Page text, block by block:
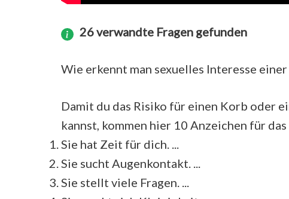
26 verwandte Fragen gefunden
Wie erkennt man sexuelles Interesse einer
Damit du das Risiko für einen Korb oder
kannst, kommen hier 10 Anzeichen für
Sie hat Zeit für dich. ...
Sie sucht Augenkontakt. ...
Sie stellt viele Fragen. ...